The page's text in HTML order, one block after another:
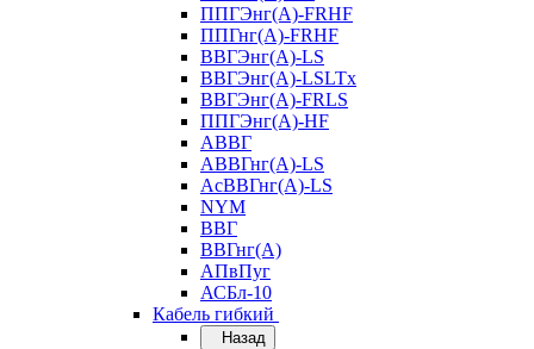
ППГЭнг(А)-FRHF
ППГнг(А)-FRHF
ВВГЭнг(А)-LS
ВВГЭнг(А)-LSLTx
ВВГЭнг(А)-FRLS
ППГЭнг(А)-HF
АВВГ
АВВГнг(А)-LS
АсВВГнг(А)-LS
NYM
ВВГ
ВВГнг(А)
АПвПуг
АСБл-10
Кабель гибкий
Назад